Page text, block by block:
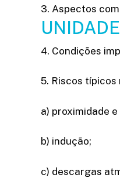
3. Aspectos
4. Condições
5. Riscos típicos
a) proximidade
b) indução;
c) descargas